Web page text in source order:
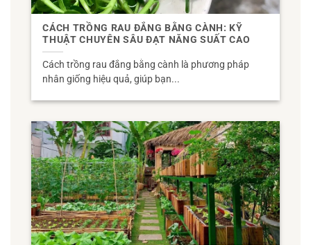
CÁCH TRỒNG RAU ĐẮNG BẰNG CÀNH: KỸ
THUẬT CHUYÊN SÂU ĐẠT NĂNG SUẤT CAO
Cách trồng rau đắng bằng cành là phương pháp
nhân giống hiệu quả, giúp bạn...